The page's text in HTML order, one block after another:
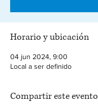
Horario y ubicación
04 jun 2024, 9:00
Local a ser definido
Compartir este evento